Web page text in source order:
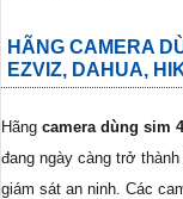
HÃNG CAMERA
EZVIZ, DAHUA,
Hãng camera dùng sim
đang ngày càng trở
giám sát an ninh. Các